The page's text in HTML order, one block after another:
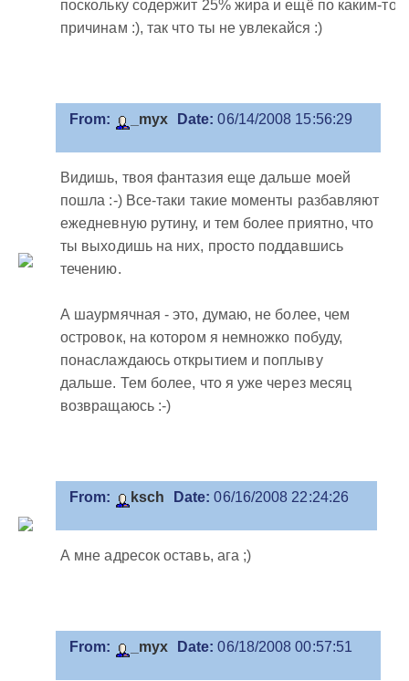
поскольку содержит 25% жира и ещё по каким-то
причинам :), так что ты не увлекайся :)
From: _myx Date: 06/14/2008 15:56:29
Видишь, твоя фантазия еще дальше моей
пошла :-) Все-таки такие моменты разбавляют
ежедневную рутину, и тем более приятно, что
ты выходишь на них, просто поддавшись
течению.
А шаурмячная - это, думаю, не более, чем
островок, на котором я немножко побуду,
понаслаждаюсь открытием и поплыву
дальше. Тем более, что я уже через месяц
возвращаюсь :-)
From: ksch Date: 06/16/2008 22:24:26
А мне адресок оставь, ага ;)
From: _myx Date: 06/18/2008 00:57:51